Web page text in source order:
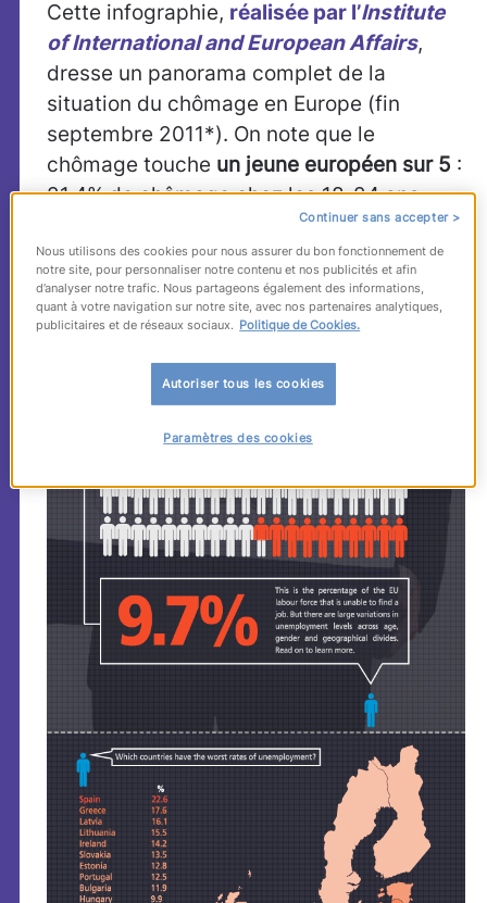
Cette infographie, réalisée par l’Institute
of International and European Affairs,
dresse un panorama complet de la
situation du chômage en Europe (fin
septembre 2011*). On note que le
chômage touche un jeune européen sur 5 :
21,4% de chômage chez les 18-24 ans.
Continuer sans accepter >
Nous utilisons des cookies pour nous assurer du bon fonctionnement de
notre site, pour personnaliser notre contenu et nos publicités et afin
d’analyser notre trafic. Nous partageons également des informations,
quant à votre navigation sur notre site, avec nos partenaires analytiques,
publicitaires et de réseaux sociaux. Politique de Cookies.
Autoriser tous les cookies
Paramètres des cookies